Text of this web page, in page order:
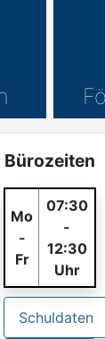
Bürozeiten
Mo
-
Fr
07:30
-
12:30
Uhr
Schuldaten